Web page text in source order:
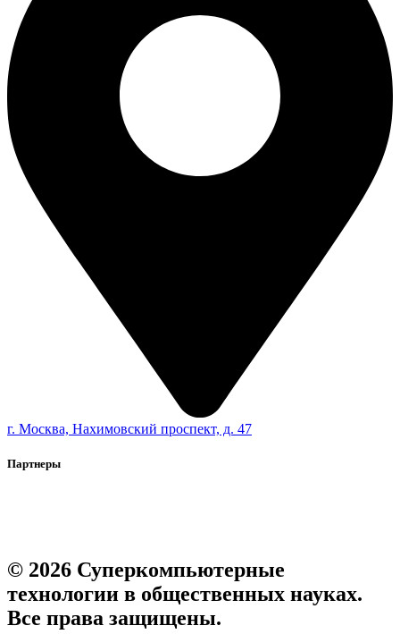
г. Москва, Нахимовский проспект, д. 47
Партнеры
© 2026 Суперкомпьютерные
технологии в общественных науках.
Все права защищены.